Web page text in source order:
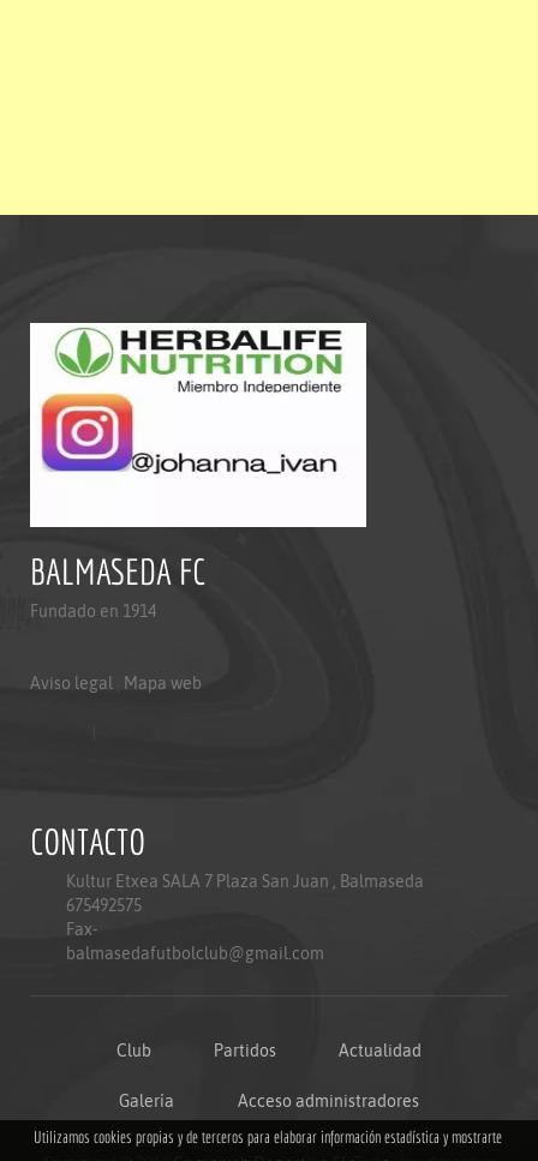
BALMASEDA FC
Fundado en 1914
Aviso legal Mapa web
CONTACTO
Kultur Etxea SALA 7 Plaza San Juan , Balmaseda
675492575
Fax-
balmasedafutbolclub@gmail.com
Club Partidos Actualidad
Galería Acceso administradores
Utilizamos cookies propias y de terceros para elaborar información estadística y mostrarte